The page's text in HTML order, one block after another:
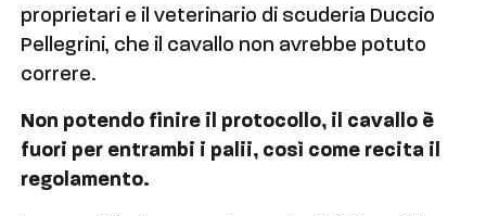
proprietari e il veterinario di scuderia Duccio
Pellegrini, che il cavallo non avrebbe potuto
correre.
Non potendo finire il protocollo, il cavallo è
fuori per entrambi i palii, così come recita il
regolamento.